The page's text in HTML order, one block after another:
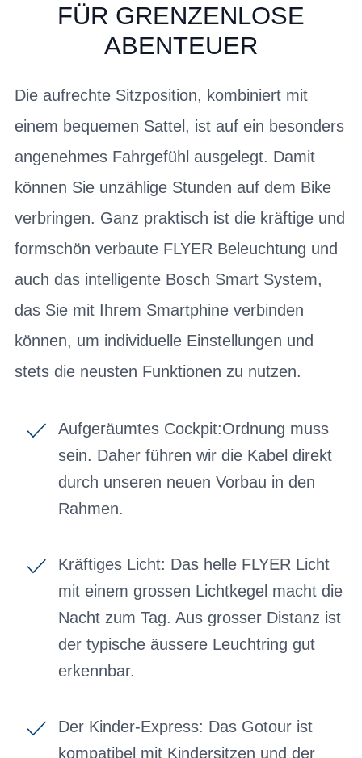
FÜR GRENZENLOSE
ABENTEUER
Die aufrechte Sitzposition, kombiniert mit
einem bequemen Sattel, ist auf ein besonders
angenehmes Fahrgefühl ausgelegt. Damit
können Sie unzählige Stunden auf dem Bike
verbringen. Ganz praktisch ist die kräftige und
formschön verbaute FLYER Beleuchtung und
auch das intelligente Bosch Smart System,
das Sie mit Ihrem Smartphine verbinden
können, um individuelle Einstellungen und
stets die neusten Funktionen zu nutzen.
Aufgeräumtes Cockpit:Ordnung muss
sein. Daher führen wir die Kabel direkt
durch unseren neuen Vorbau in den
Rahmen.
Kräftiges Licht: Das helle FLYER Licht
mit einem grossen Lichtkegel macht die
Nacht zum Tag. Aus grosser Distanz ist
der typische äussere Leuchtring gut
erkennbar.
Der Kinder-Express: Das Gotour ist
kompatibel mit Kindersitzen und der